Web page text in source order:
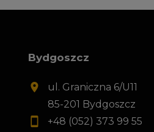
Bydgoszcz
ul. Graniczna 6/U11
85-201 Bydgoszcz
+48 (052) 373 99 55